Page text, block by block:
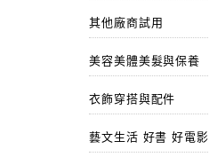
其他廠商試用
美容美體美髮與保養
衣飾穿搭與配件
藝文生活 好書 好電影